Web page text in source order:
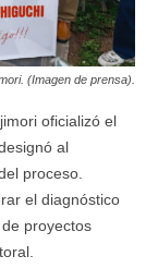
(Imagen de prensa).
oficializó el
al
proceso.
el diagnóstico
proyectos